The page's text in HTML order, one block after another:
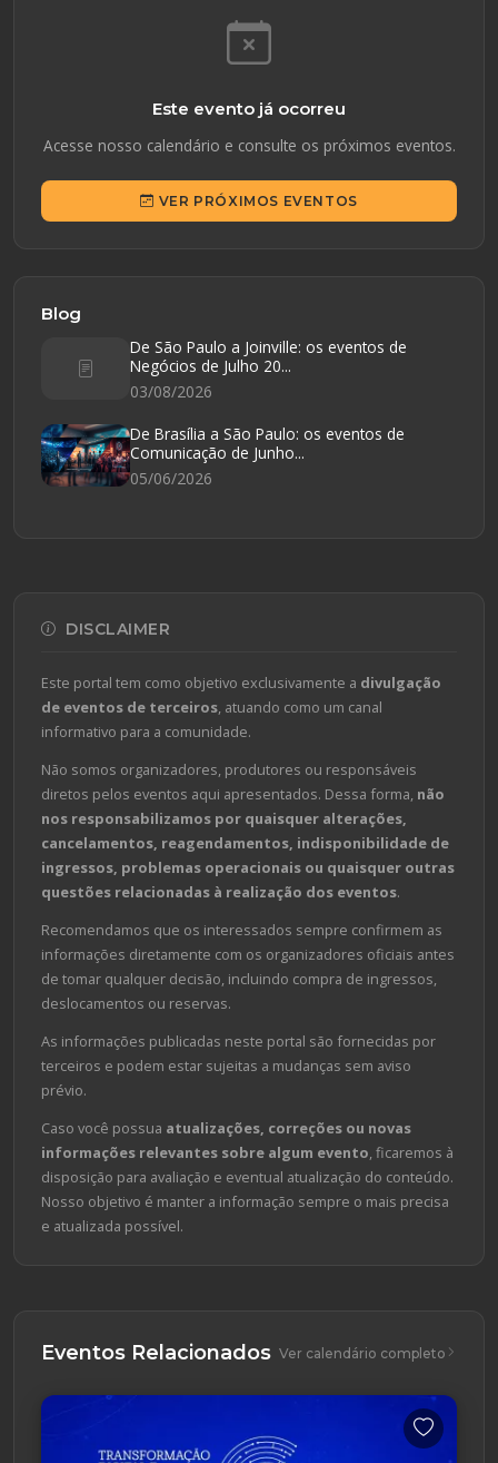
Este evento já ocorreu
Acesse nosso calendário e consulte os próximos eventos.
VER PRÓXIMOS EVENTOS
Blog
De São Paulo a Joinville: os eventos de
Negócios de Julho 20...
03/08/2026
De Brasília a São Paulo: os eventos de
Comunicação de Junho...
05/06/2026
DISCLAIMER
Este portal tem como objetivo exclusivamente a divulgação
de eventos de terceiros, atuando como um canal
informativo para a comunidade.
Não somos organizadores, produtores ou responsáveis
diretos pelos eventos aqui apresentados. Dessa forma, não
nos responsabilizamos por quaisquer alterações,
cancelamentos, reagendamentos, indisponibilidade de
ingressos, problemas operacionais ou quaisquer outras
questões relacionadas à realização dos eventos.
Recomendamos que os interessados sempre confirmem as
informações diretamente com os organizadores oficiais antes
de tomar qualquer decisão, incluindo compra de ingressos,
deslocamentos ou reservas.
As informações publicadas neste portal são fornecidas por
terceiros e podem estar sujeitas a mudanças sem aviso
prévio.
Caso você possua atualizações, correções ou novas
informações relevantes sobre algum evento, ficaremos à
disposição para avaliação e eventual atualização do conteúdo.
Nosso objetivo é manter a informação sempre o mais precisa
e atualizada possível.
Eventos Relacionados Ver calendário completo